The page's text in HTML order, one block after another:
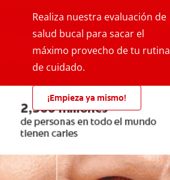
Realiza nuestra evaluación de
salud bucal para sacar el
máximo provecho de tu rutina
de cuidado.
¡Empieza ya mismo!